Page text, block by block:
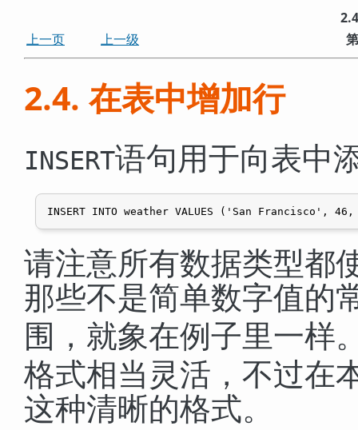
上一页
上一级
2.4. 在表中增加行
INSERT语句用于向表中
请注意所有数据类型都
那些不是简单数字值的
围，就象在例子里一样
格式相当灵活，不过在
这种清晰的格式。